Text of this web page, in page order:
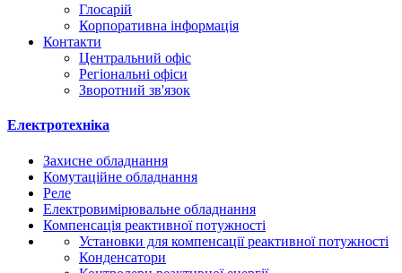
Глосарій
Корпоративна інформація
Контакти
Центральний офіс
Регіональні офіси
Зворотний зв'язок
Електротехніка
Захисне обладнання
Комутаційне обладнання
Реле
Електровимірювальне обладнання
Компенсація реактивної потужності
Установки для компенсації реактивної потужності
Конденсатори